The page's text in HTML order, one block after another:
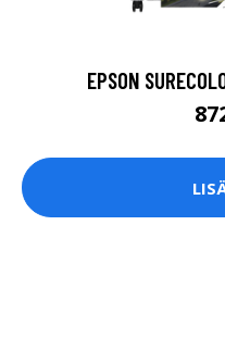
EPSON